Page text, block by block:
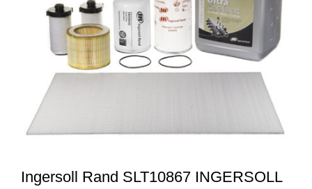
Ingersoll Rand SLT10867 INGERSOLL